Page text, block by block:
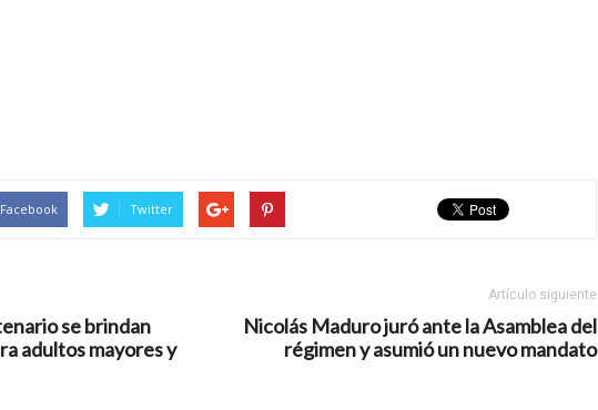
Facebook Twitter
se brindan
adultos mayores y
Artículo siguiente
Nicolás Maduro juró ante la Asamblea del
régimen y asumió un nuevo mandato